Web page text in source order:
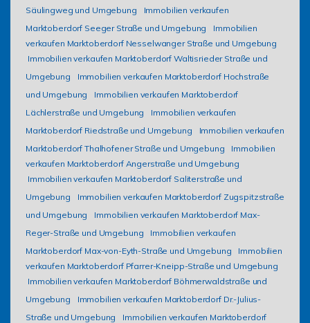
Säulingweg und Umgebung
Immobilien verkaufen
Marktoberdorf Seeger Straße und Umgebung
Immobilien
verkaufen Marktoberdorf Nesselwanger Straße und Umgebung
Immobilien verkaufen Marktoberdorf Waltisrieder Straße und
Umgebung
Immobilien verkaufen Marktoberdorf Hochstraße
und Umgebung
Immobilien verkaufen Marktoberdorf
Lächlerstraße und Umgebung
Immobilien verkaufen
Marktoberdorf Riedstraße und Umgebung
Immobilien verkaufen
Marktoberdorf Thalhofener Straße und Umgebung
Immobilien
verkaufen Marktoberdorf Angerstraße und Umgebung
Immobilien verkaufen Marktoberdorf Saliterstraße und
Umgebung
Immobilien verkaufen Marktoberdorf Zugspitzstraße
und Umgebung
Immobilien verkaufen Marktoberdorf Max-
Reger-Straße und Umgebung
Immobilien verkaufen
Marktoberdorf Max-von-Eyth-Straße und Umgebung
Immobilien
verkaufen Marktoberdorf Pfarrer-Kneipp-Straße und Umgebung
Immobilien verkaufen Marktoberdorf Böhmerwaldstraße und
Umgebung
Immobilien verkaufen Marktoberdorf Dr.-Julius-
Straße und Umgebung
Immobilien verkaufen Marktoberdorf